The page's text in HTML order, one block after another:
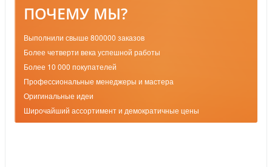
ПОЧЕМУ МЫ?
Выполнили свыше 800000 заказов
Более четверти века успешной работы
Более 10 000 покупателей
Профессиональные менеджеры и мастера
Оригинальные идеи
Широчайший ассортимент и демократичные цены